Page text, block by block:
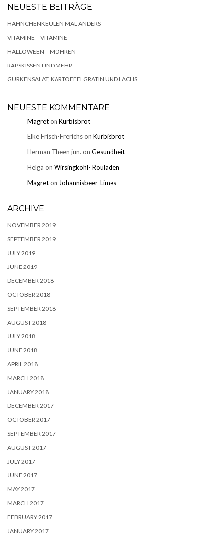
NEUESTE BEITRÄGE
HÄHNCHENKEULEN MAL ANDERS
VITAMINE – VITAMINE
HALLOWEEN – MÖHREN
RAPSKISSEN UND MEHR
GURKENSALAT, KARTOFFELGRATIN UND LACHS
NEUESTE KOMMENTARE
Magreton Kürbisbrot
Elke Frisch-Frerichson Kürbisbrot
Herman Theen jun. on Gesundheit
Helga on Wirsingkohl- Rouladen
Magreton Johannisbeer-Limes
ARCHIVE
NOVEMBER 2019
SEPTEMBER 2019
JULY 2019
JUNE 2019
DECEMBER 2018
OCTOBER 2018
SEPTEMBER 2018
AUGUST 2018
JULY 2018
JUNE 2018
APRIL 2018
MARCH 2018
JANUARY 2018
DECEMBER 2017
OCTOBER 2017
SEPTEMBER 2017
AUGUST 2017
JULY 2017
JUNE 2017
MAY 2017
MARCH 2017
FEBRUARY 2017
JANUARY 2017